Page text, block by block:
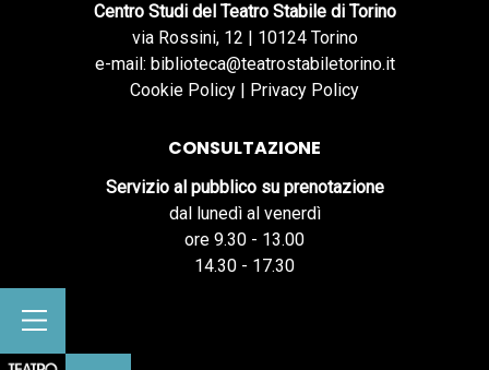
Centro Studi del Teatro Stabile di Torino
via Rossini, 12 | 10124 Torino
e-mail: biblioteca@teatrostabiletorino.it
Cookie Policy | Privacy Policy
CONSULTAZIONE
Servizio al pubblico su prenotazione
dal lunedì al venerdì
ore 9.30 - 13.00
14.30 - 17.30